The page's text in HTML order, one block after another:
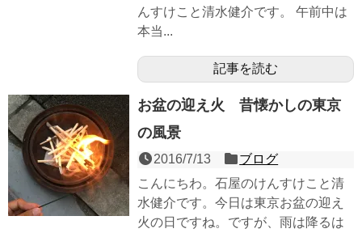
んすけこと清水健介です。 午前中は
本当...
記事を読む
お盆の迎え火 昔懐かしの東京
の風景
2016/7/13
ブログ
こんにちわ。石屋のけんすけこと清
水健介です。今日は東京お盆の迎え
火の日ですね。ですが、雨は降るは